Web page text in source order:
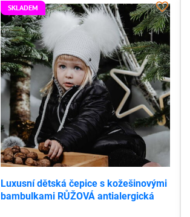
SKLADEM
Luxusní dětská čepice s kožešinovými
bambulkami RŮŽOVÁ antialergická